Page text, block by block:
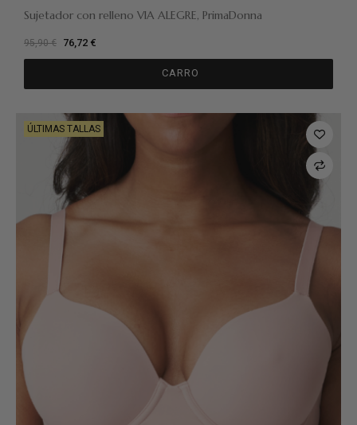
Sujetador con relleno VIA ALEGRE, PrimaDonna
95,90 € 76,72 €
CARRO
ÚLTIMAS TALLAS